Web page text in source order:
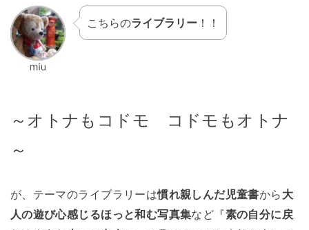
こちらのライブラリー！！
～オトナもコドモ コドモもオトナ
～
が、テーマのライブラリーは慣れ親しんだ児童書から 大
人の遊び心感じるほっと和む写真集など『素の自分に戻